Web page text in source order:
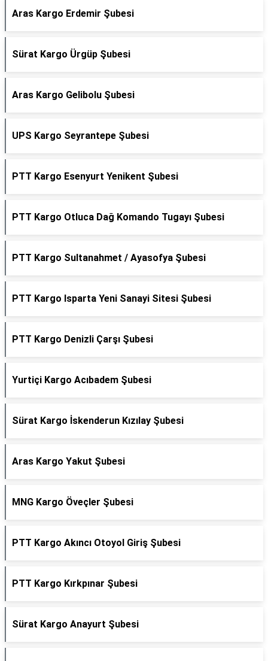
Aras Kargo Erdemir Şubesi
Sürat Kargo Ürgüp Şubesi
Aras Kargo Gelibolu Şubesi
UPS Kargo Seyrantepe Şubesi
PTT Kargo Esenyurt Yenikent Şubesi
PTT Kargo Otluca Dağ Komando Tugayı Şubesi
PTT Kargo Sultanahmet / Ayasofya Şubesi
PTT Kargo Isparta Yeni Sanayi Sitesi Şubesi
PTT Kargo Denizli Çarşı Şubesi
Yurtiçi Kargo Acıbadem Şubesi
Sürat Kargo İskenderun Kızılay Şubesi
Aras Kargo Yakut Şubesi
MNG Kargo Öveçler Şubesi
PTT Kargo Akıncı Otoyol Giriş Şubesi
PTT Kargo Kırkpınar Şubesi
Sürat Kargo Anayurt Şubesi